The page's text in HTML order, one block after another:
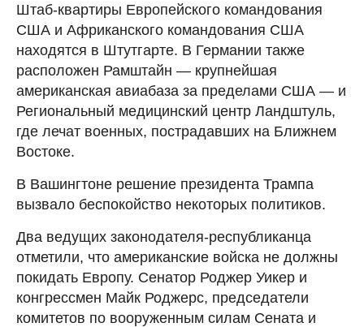
Штаб-квартиры Европейского командования
США и Африканского командования США
находятся в Штутгарте. В Германии также
расположен Рамштайн — крупнейшая
американская авиабаза за пределами США — и
Региональный медицинский центр Ландштуль,
где лечат военных, пострадавших на Ближнем
Востоке.
В Вашингтоне решение президента Трампа
вызвало беспокойство некоторых политиков.
Два ведущих законодателя-республиканца
отметили, что американские войска не должны
покидать Европу. Сенатор Роджер Уикер и
конгрессмен Майк Роджерс, председатели
комитетов по вооруженным силам Сената и